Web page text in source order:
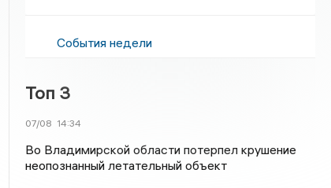
События недели
Топ 3
07/08 14:34
Во Владимирской области потерпел крушение
неопознанный летательный объект